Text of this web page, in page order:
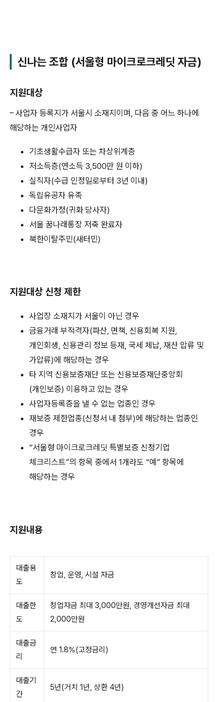
신나는 조합 (서울형 마이크로크레딧 자금)
지원대상
– 사업자 등록지가 서울시 소재지이며, 다음 중 어느 하나에
해당하는 개인사업자
기초생활수급자 또는 차상위계층
저소득층(연소득 3,500만 원 이하)
실직자(수급 인정일로부터 3년 이내)
독립유공자 유족
다문화가정(귀화 당사자)
서울 꿈나래통장 저축 완료자
북한이탈주민(새터민)
지원대상 신청 제한
사업장 소재지가 서울이 아닌 경우
금융거래 부적격자(파산, 면책, 신용회복 지원,
개인회생, 신용관리 정보 등재, 국세 체납, 재산 압류 및
가압류)에 해당하는 경우
타 지역 신용보증재단 또는 신용보증재단중앙회
(개인보증) 이용하고 있는 경우
사업자등록증을 낼 수 없는 업종인 경우
재보증 제한업종(신청서 내 첨부)에 해당하는 업종인
경우
“서울형 마이크로크레딧 특별보증 신청기업
체크리스트”의 항목 중에서 1개라도 “예” 항목에
해당하는 경우
지원내용
대출용
도
창업, 운영, 시설 자금
대출한
도
창업자금 최대 3,000만원, 경영개선자금 최대
2,000만원
대출금
리
연 1.8%(고정금리)
대출기
간
5년(거치 1년, 상환 4년)